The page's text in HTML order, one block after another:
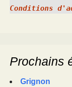
Conditions
Prochains
Grignon